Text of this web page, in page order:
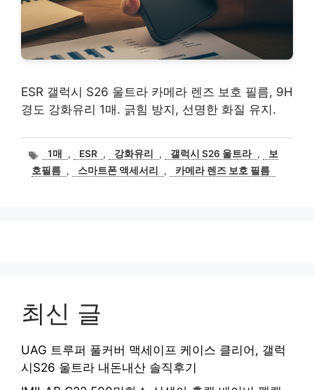
ESR 갤럭시 S26 울트라 카메라 렌즈 보호 필름, 9H
경도 강화유리 1매. 긁힘 방지, 선명한 화질 유지.
태
그
1매 , ESR , 강화유리 , 갤럭시 S26 울트라 ,
보
호필름 , 스마트폰 액세서리 , 카메라 렌즈 보호 필름
최신 글
UAG 트루퍼 풀커버 맥세이프 케이스 클리어, 갤럭
시S26 울트라 내돈내산 솔직후기